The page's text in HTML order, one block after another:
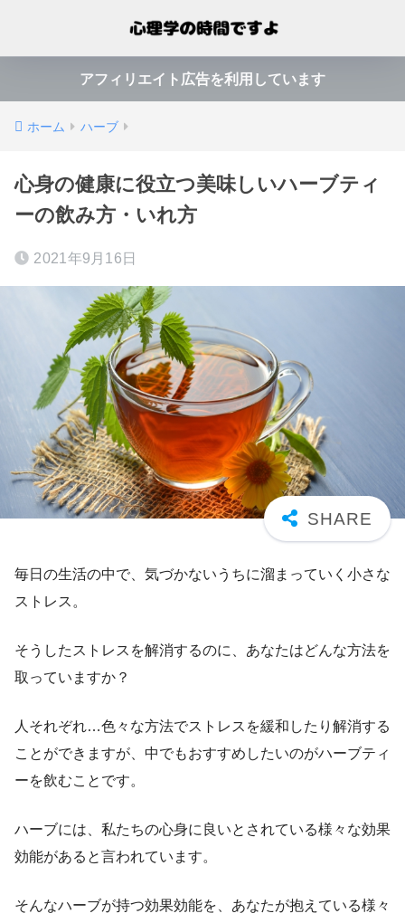
アフィリエイト広告を利用しています
ホーム ハーブ
心身の健康に役立つ美味しいハーブティ
ーの飲み方・いれ方
2021年9月16日
毎日の生活の中で、気づかないうちに溜まっていく小さな
ストレス。
そうしたストレスを解消するのに、あなたはどんな方法を
取っていますか？
人それぞれ…色々な方法でストレスを緩和したり解消する
ことができますが、中でもおすすめしたいのがハーブティ
ーを飲むことです。
ハーブには、私たちの心身に良いとされている様々な効果
効能があると言われています。
そんなハーブが持つ効果効能を、あなたが抱えている様々